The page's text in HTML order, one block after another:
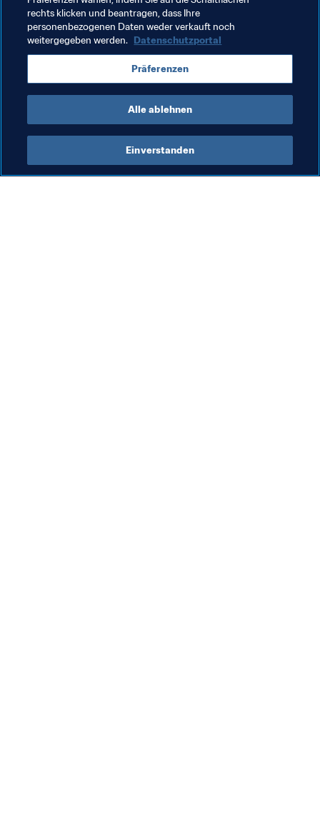
Concacaf
Talentförderung
rechts klicken und beantragen, dass Ihre
personenbezogenen Daten weder verkauft noch
weitergegeben werden. Datenschutzportal
Präferenzen
Alle ablehnen
Einverstanden